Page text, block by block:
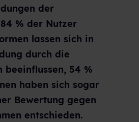
der
% der Nutzer
lassen sich in
durch die
beeinflussen, 54 %
haben sich sogar
Bewertung gegen
entschieden.